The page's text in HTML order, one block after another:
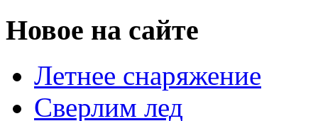
Новое на сайте
Летнее снаряжение
Сверлим лед